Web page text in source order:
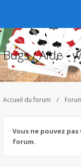
Bugs / Aide -
Accueil du forum
Vous ne pouvez
forum.